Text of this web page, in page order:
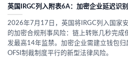
英国IRGC列入附表6A：加密企业延迟识
2026年7月17日，英国将IRGC列入国家
的加密合规刑事风险：链上转账几秒完成
发最高14年监禁。加密企业需建立钱包
OFSI制裁制度平行的新型法律风险。